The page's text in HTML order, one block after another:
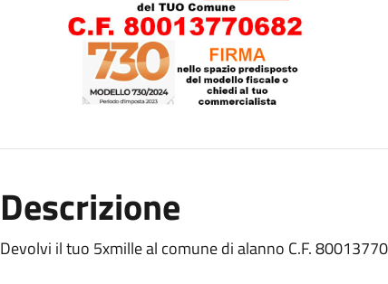
Descrizione
Devolvi il tuo 5xmille al comune di alanno C.F.